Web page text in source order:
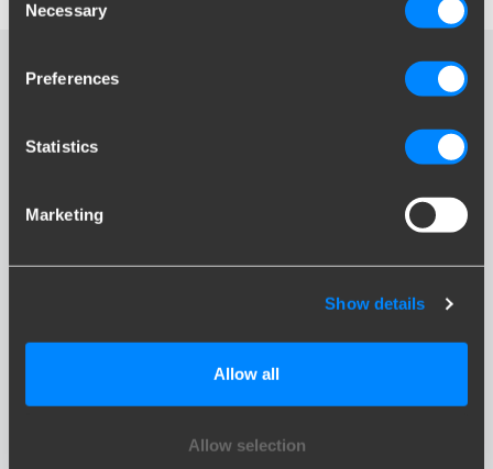
Selection
Necessary
Preferences
Statistics
Marketing
Show details
Allow all
Allow selection
Nie ma Twojego pytania na
Skontaktuj się z naszym działem obsługi klienta
Bądź na bieżąco!
Zapisz się do naszego newslettera i otrzymuj
aktualności bezpośrednio do swojej skrzynki
odbiorczej. Inspiracja, wiedza i praktyczne porady –